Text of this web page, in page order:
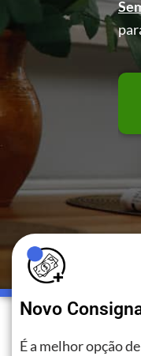
Novo
É a melhor opção